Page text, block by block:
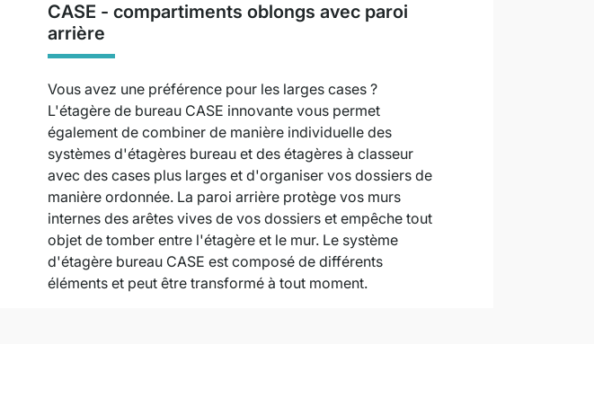
CASE - compartiments oblongs avec paroi
arrière
Vous avez une préférence pour les larges cases ?
L'étagère de bureau CASE innovante vous permet
également de combiner de manière individuelle des
systèmes d'étagères bureau et des étagères à classeur
avec des cases plus larges et d'organiser vos dossiers de
manière ordonnée. La paroi arrière protège vos murs
internes des arêtes vives de vos dossiers et empêche tout
objet de tomber entre l'étagère et le mur. Le système
d'étagère bureau CASE est composé de différents
éléments et peut être transformé à tout moment.